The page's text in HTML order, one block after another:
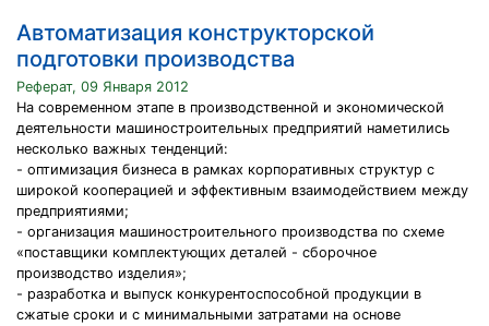
Автоматизация конструкторской
подготовки производства
Реферат, 09 Января 2012
На современном этапе в производственной и экономической
деятельности машиностроительных предприятий наметились
несколько важных тенденций:
- оптимизация бизнеса в рамках корпоративных структур с
широкой кооперацией и эффективным взаимодействием между
предприятиями;
- организация машиностроительного производства по схеме
«поставщики комплектующих деталей - сборочное
производство изделия»;
- разработка и выпуск конкурентоспособной продукции в
сжатые сроки и с минимальными затратами на основе